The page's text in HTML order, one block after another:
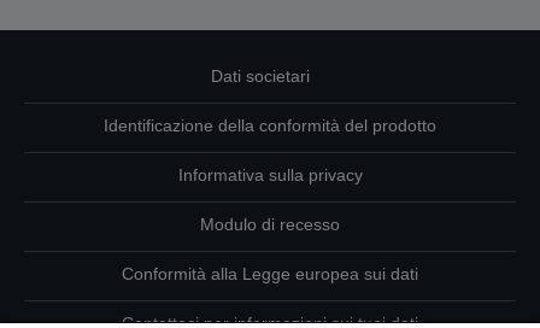
Dati societari
Identificazione della conformità del prodotto
Informativa sulla privacy
Modulo di recesso
Conformità alla Legge europea sui dati
Contattaci per informazioni sui tuoi dati